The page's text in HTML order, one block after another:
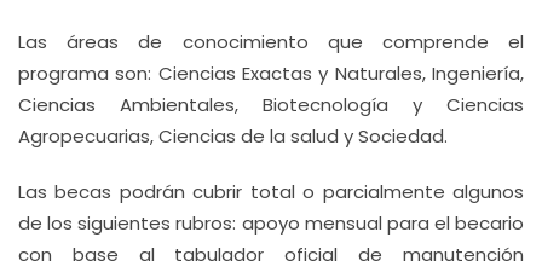
Las áreas de conocimiento que comprende el
programa son: Ciencias Exactas y Naturales, Ingeniería,
Ciencias Ambientales, Biotecnología y Ciencias
Agropecuarias, Ciencias de la salud y Sociedad.
Las becas podrán cubrir total o parcialmente algunos
de los siguientes rubros: apoyo mensual para el becario
con base al tabulador oficial de manutención